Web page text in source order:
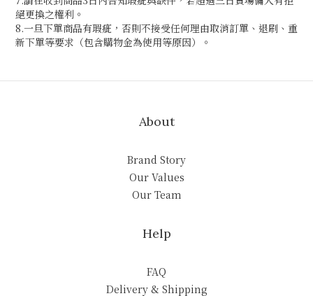
絕更換之權利。
8.一旦下單商品有瑕疵，否則不接受任何理由取消訂單、退刷、重
新下單等要求（包含購物金為使用等原因）。
About
Brand Story
Our Values
Our Team
Help
FAQ
Delivery & Shipping